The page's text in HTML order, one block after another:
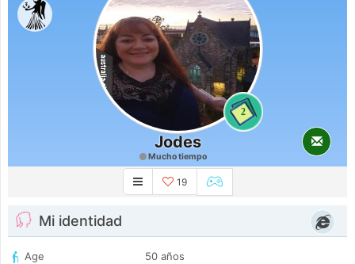
2
Jodes
Mucho tiempo
19
Mi identidad
Age
50 años